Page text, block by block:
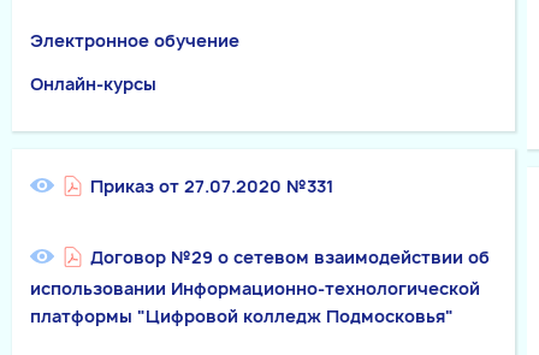
Электронное обучение
Онлайн-курсы
Приказ от 27.07.2020 №331
Договор №29 о сетевом взаимодействии об
использовании Информационно-технологической
платформы "Цифровой колледж Подмосковья"